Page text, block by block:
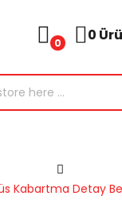
0 0
Kabartma Detay